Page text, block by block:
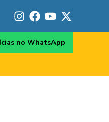
no WhatsApp